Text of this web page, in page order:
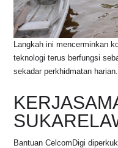
Langkah ini mencerminkan
teknologi terus berfungsi
sekadar perkhidmatan harian.
Bantuan CelcomDigi